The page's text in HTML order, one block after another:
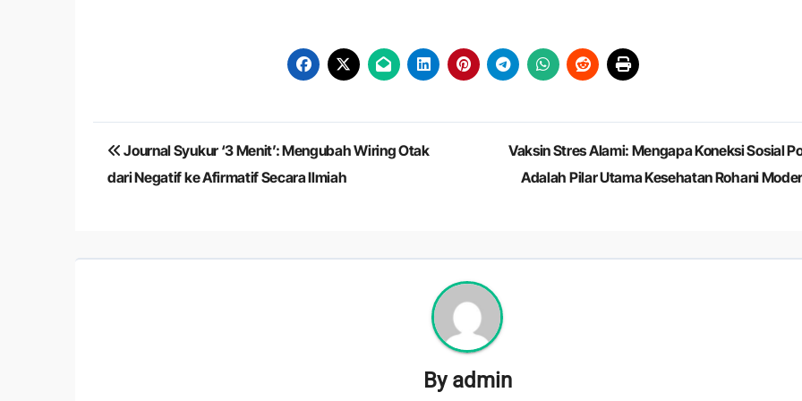
Navigasi
pos
Journal Syukur ‘3 Menit’: Mengubah Wiring Otak
dari Negatif ke Afirmatif Secara Ilmiah
Vaksin Stres Alami: Mengapa Koneksi Sosial
Adalah Pilar Utama Kesehatan Rohani
By admin